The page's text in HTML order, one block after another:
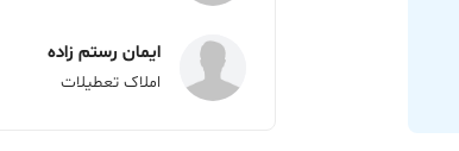
ایمان رستم زاده
املاک تعطیلات